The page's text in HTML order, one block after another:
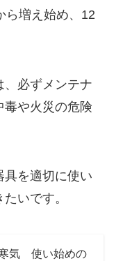
ら増え始め、12
、必ずメンテナ
毒や火災の危険
具を適切に使い
いです。
気 使い始めの